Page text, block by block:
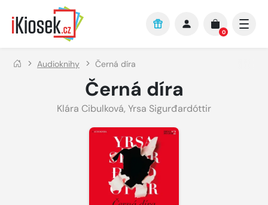
Přejít na hlavní obsah
0
Audioknihy Černá díra
Černá díra
Klára Cibulková, Yrsa Sigurđardóttir